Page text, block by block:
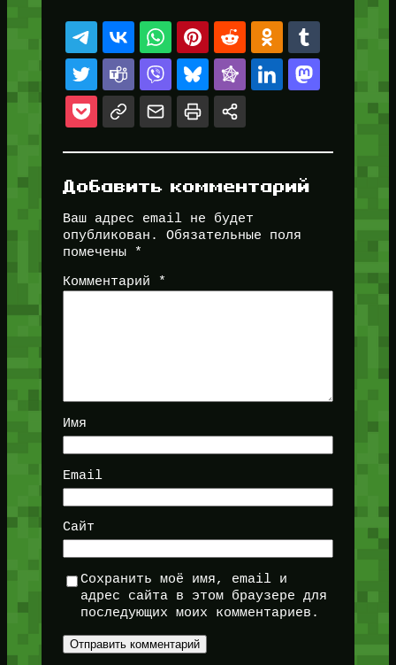
Добавить комментарий
Ваш адрес email не будет
опубликован.
Обязательные поля
помечены
*
Комментарий *
Имя
Email
Сайт
Сохранить моё имя, email и
адрес сайта в этом браузере для
последующих моих комментариев.